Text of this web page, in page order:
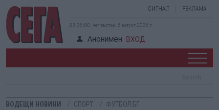
СИГНАЛ РЕКЛАМА
23:36:01, четвъртък, 6 август 2026 г.
Анонимен ВХОД
ВОДЕЩИ НОВИНИ СПОРТ ФУТБОЛ БГ